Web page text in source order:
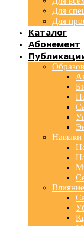
Для
Для
Каталог
Абонемент
Навыки
Влияние